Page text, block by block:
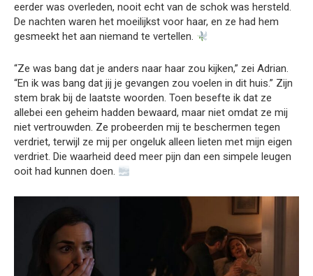
eerder was overleden, nooit echt van de schok was hersteld.
De nachten waren het moeilijkst voor haar, en ze had hem
gesmeekt het aan niemand te vertellen.
“Ze was bang dat je anders naar haar zou kijken,” zei Adrian.
“En ik was bang dat jij je gevangen zou voelen in dit huis.” Zijn
stem brak bij de laatste woorden. Toen besefte ik dat ze
allebei een geheim hadden bewaard, maar niet omdat ze mij
niet vertrouwden. Ze probeerden mij te beschermen tegen
verdriet, terwijl ze mij per ongeluk alleen lieten met mijn eigen
verdriet. Die waarheid deed meer pijn dan een simpele leugen
ooit had kunnen doen.